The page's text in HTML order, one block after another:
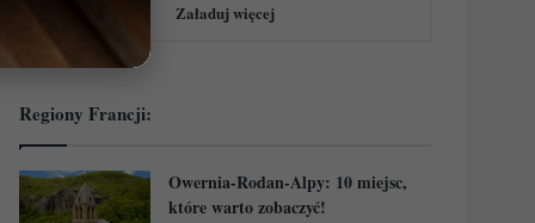
Załaduj więcej
Regiony Francji:
Owernia-Rodan-Alpy: 10 miejsc,
które warto zobaczyć!